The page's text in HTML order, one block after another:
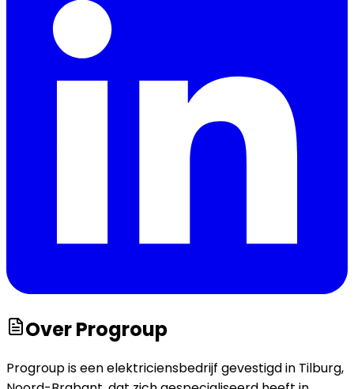
OverProgroup
Progroup is een elektriciensbedrijf gevestigd in Tilburg,